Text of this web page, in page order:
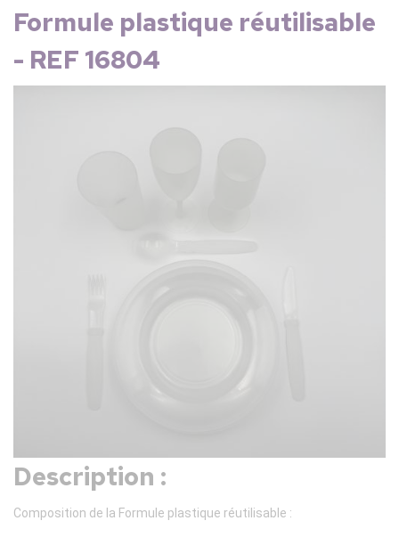
Formule plastique réutilisable
- REF 16804
Description :
Composition de la Formule plastique réutilisable :